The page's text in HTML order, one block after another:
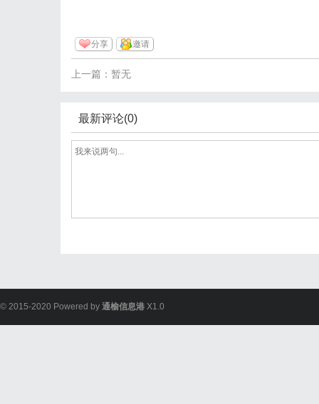
分享 邀请
上一篇：暂无
最新评论(0)
© 2015-2020 Powered by 通榆信息港 X1.0